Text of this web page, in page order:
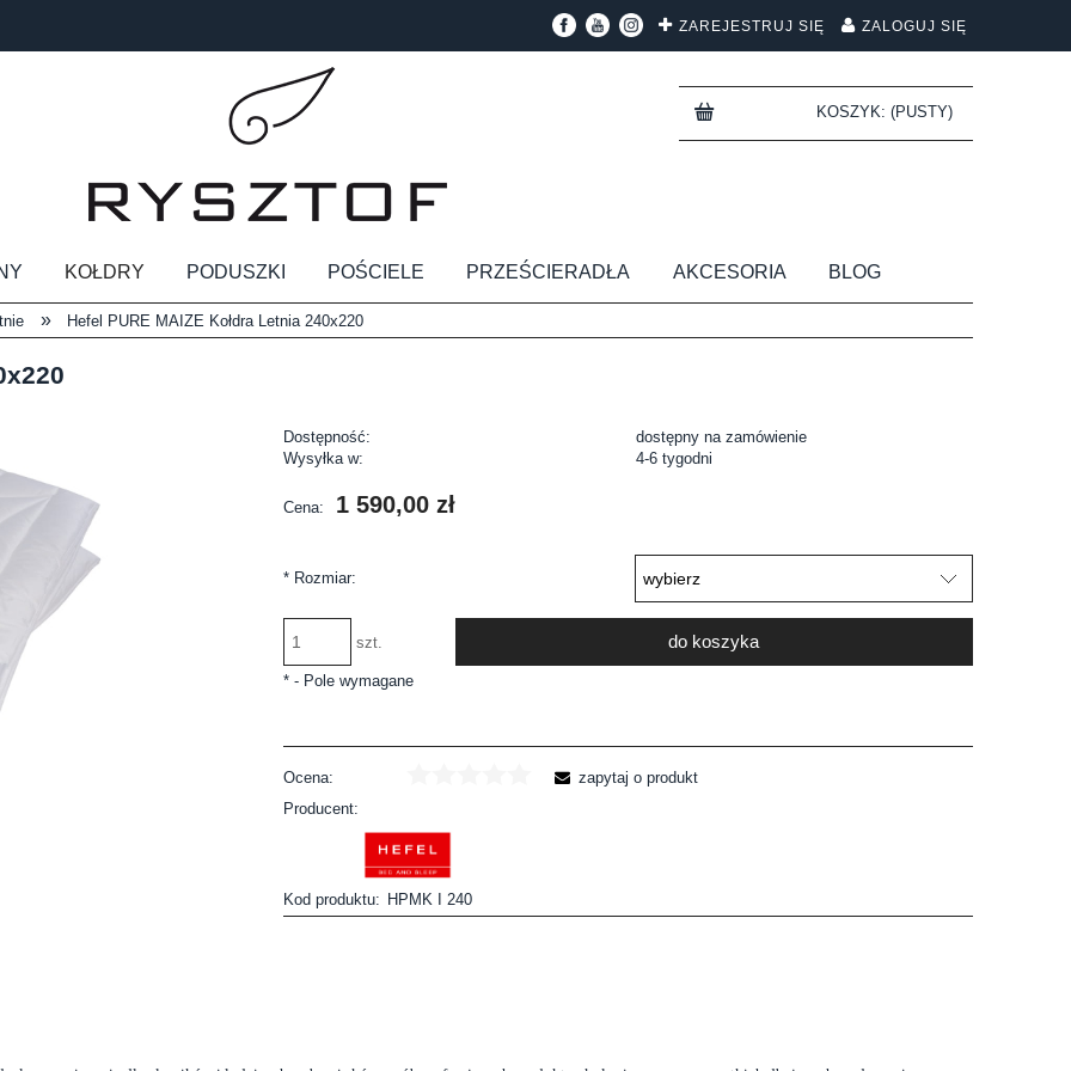
ZAREJESTRUJ SIĘ ZALOGUJ SIĘ
KOSZYK: (PUSTY)
KOŁDRY PODUSZKI POŚCIELE PRZEŚCIERADŁA AKCESORIA BLOG
» Hefel PURE MAIZE Kołdra Letnia 240x220
Dostępność:
dostępny na zamówienie
Wysyłka w:
4-6 tygodni
Cena: 1 590,00 zł
*Rozmiar:
szt. do koszyka
*- Pole wymagane
Ocena:
Producent:
Kod produktu: HPMK I 240
zapytaj o produkt